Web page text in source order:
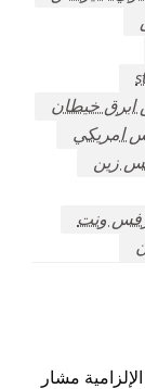
خيطان
امريكي
زين
ونت
مشار